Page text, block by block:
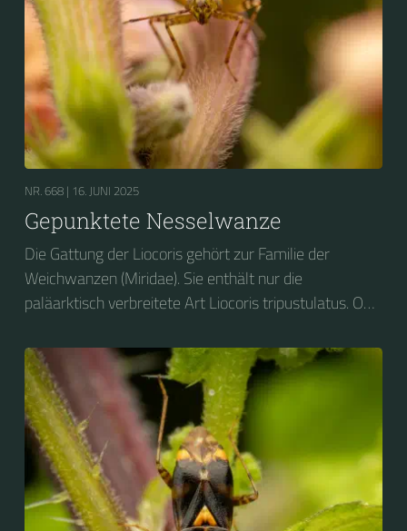
NR. 668 | 16. JUNI 2025
Gepunktete Nesselwanze
Die Gattung der Liocoris gehört zur Familie der
Weichwanzen (Miridae). Sie enthält nur die
paläarktisch verbreitete Art Liocoris tripustulatus. Ob
wird sie auf Deutsch vielfach als Gepunktete
Nesselwanze bezeichnet.